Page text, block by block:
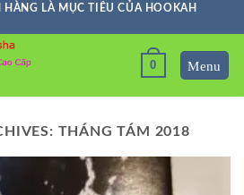
LÀ MỤC TIÊU CỦA HOOKAH
0
THÁNG TÁM 2018